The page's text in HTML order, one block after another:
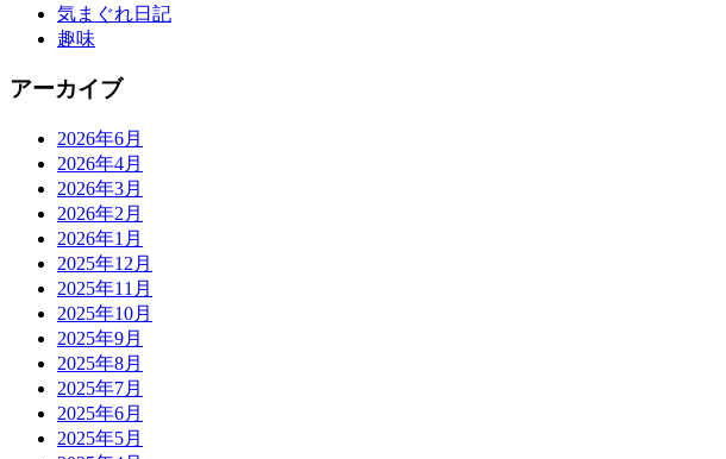
気まぐれ日記
趣味
アーカイブ
2026年6月
2026年4月
2026年3月
2026年2月
2026年1月
2025年12月
2025年11月
2025年10月
2025年9月
2025年8月
2025年7月
2025年6月
2025年5月